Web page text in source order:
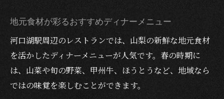
地元食材が彩るおすすめディナーメニュー
河口湖駅周辺のレストランでは、山梨の新鮮な地元食材
を活かしたディナーメニューが人気です。春の時期に
は、山菜や旬の野菜、甲州牛、ほうとうなど、地域なら
ではの味覚を楽しむことができます。